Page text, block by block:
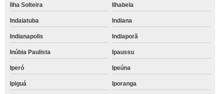
Ilha Solteira Ilhabela
Indaiatuba Indiana
Indianapolis Indiaporã
Inúbia Paulista Ipaussu
Iperó Ipeúna
Ipiguá Iporanga